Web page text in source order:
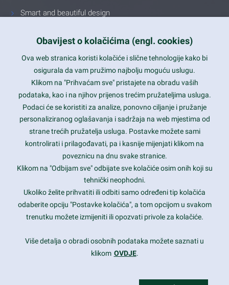
Smart and beautiful design
Latest trends and much more...
Contact Info
1600 Amphitheatre Parkway, Mountain View, CA 94043
prothemes.net@gmail.com
Daily: 9:00 am - 6:00 pm
Sunday: Closed
Copyright 2017FRESHFACE© All Rights Reserved
Obavijest o kolačićima (engl. cookies)
Ova web stranica koristi kolačiće i slične tehnologije kako bi
osigurala da vam pružimo najbolju moguću uslugu.
Klikom na "Prihvaćam sve" pristajete na obradu vaših
podataka, kao i na njihov prijenos trećim pružateljima usluga.
Podaci će se koristiti za analize, ponovno ciljanje i pružanje
personaliziranog oglašavanja i sadržaja na web mjestima od
strane trećih pružatelja usluga. Postavke možete sami
kontrolirati i prilagođavati, pa i kasnije mijenjati klikom na
poveznicu na dnu svake stranice.
Klikom na "Odbijam sve" odbijate sve kolačiće osim onih koji su
tehnički neophodni.
Ukoliko želite prihvatiti ili odbiti samo određeni tip kolačića
odaberite opciju "Postavke kolačića", a tom opcijom u svakom
trenutku možete izmijeniti ili opozvati privole za kolačiće.
Više detalja o obradi osobnih podataka možete saznati u
klikom OVDJE.